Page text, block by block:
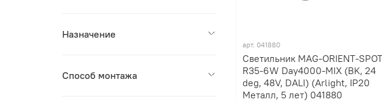
арт. 041880
Светильник MAG-ORIENT-
R35-6W Day4000-MIX (BK, 24
deg, 48V, DALI) (Arlight, IP20
Металл, 5 лет) 041880
Назначение
Способ монтажа